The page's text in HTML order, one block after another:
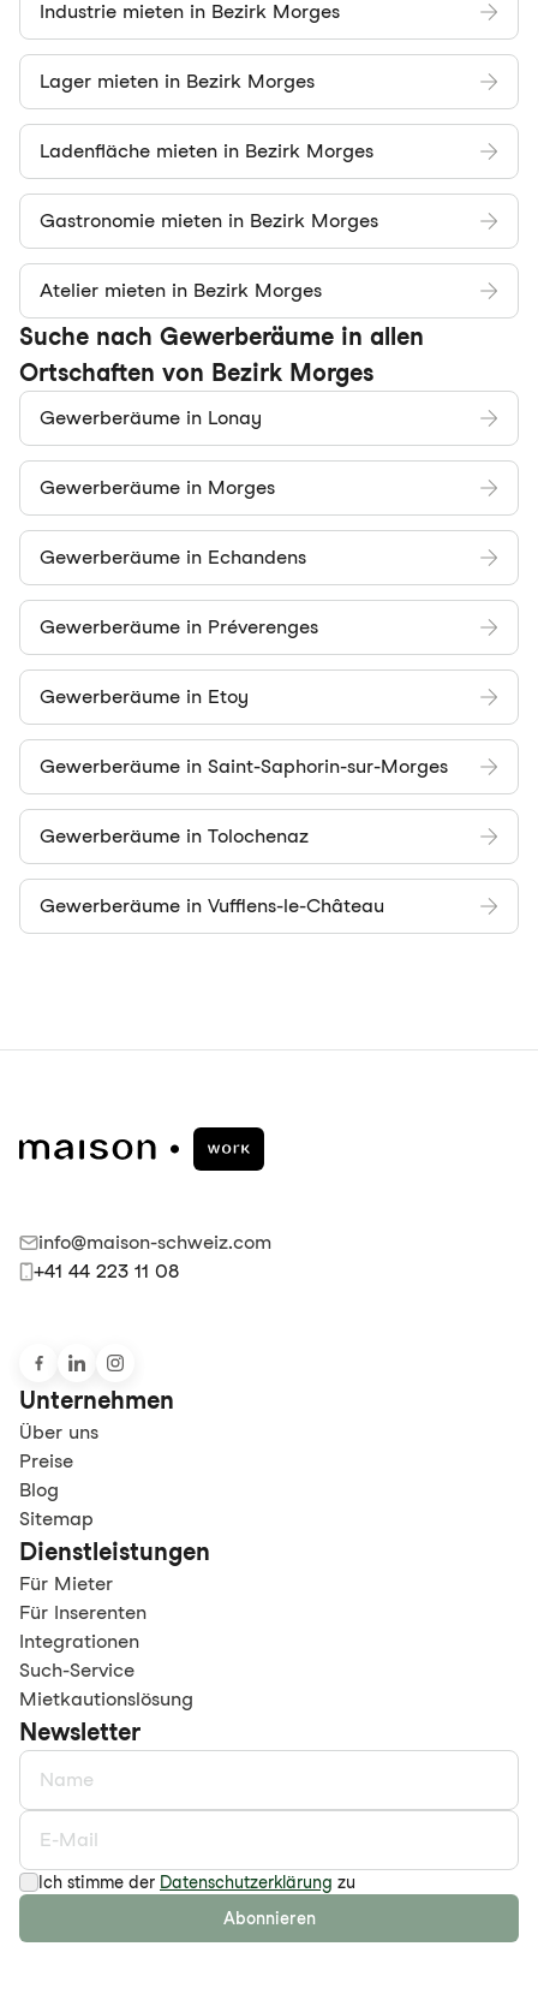
Industrie mieten in Bezirk Morges
Lager mieten in Bezirk Morges
Ladenfläche mieten in Bezirk Morges
Gastronomie mieten in Bezirk Morges
Atelier mieten in Bezirk Morges
Suche nach Gewerberäume in allen
Ortschaften von Bezirk Morges
Gewerberäume in Lonay
Gewerberäume in Morges
Gewerberäume in Echandens
Gewerberäume in Préverenges
Gewerberäume in Etoy
Gewerberäume in Saint-Saphorin-sur-Morges
Gewerberäume in Tolochenaz
Gewerberäume in Vufflens-le-Château
info@maison-schweiz.com
+41 44 223 11 08
Unternehmen
Über uns
Preise
Blog
Sitemap
Dienstleistungen
Für Mieter
Für Inserenten
Integrationen
Such-Service
Mietkautionslösung
Newsletter
Ich stimme der Datenschutzerklärung zu
Abonnieren